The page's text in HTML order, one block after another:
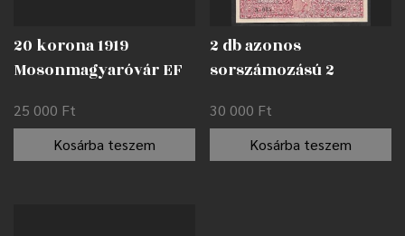
20 korona 1919
Mosonmagyaróvár EF
25 000 Ft
Kosárba teszem
2 db azonos
sorszámozású 2
Kecskemét /
lyukasztással
érvénytelenítve AUNC
30 000 Ft
Kosárba teszem